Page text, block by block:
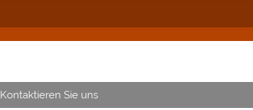
Kontaktieren Sie uns